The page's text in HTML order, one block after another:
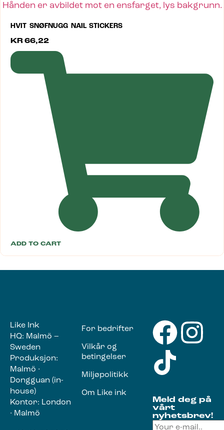
HVIT SNØFNUGG NAIL STICKERS
KR 66,22
ADD TO CART
Like Ink
HQ: Malmö –
Sweden
Produksjon:
Malmö ·
Dongguan (in-
house)
Kontor: London
· Malmö
For bedrifter
Vilkår og
betingelser
Miljøpolitikk
Om Like ink
Meld deg på
vårt
nyhetsbrev!